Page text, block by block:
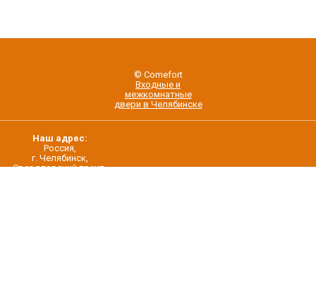
© Comefort
Входные и
межкомнатные
двери в Челябинске
Наш адрес:
Россия,
г. Челябинск,
Свердловский тракт,